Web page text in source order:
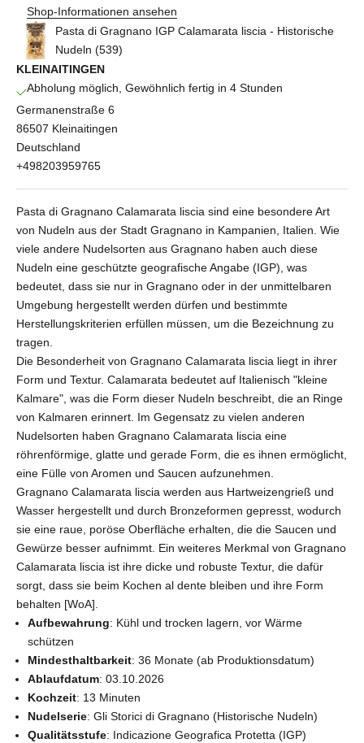
Shop-Informationen ansehen
Pasta di Gragnano IGP Calamarata liscia - Historische
Nudeln (539)
KLEINAITINGEN
Abholung möglich, Gewöhnlich fertig in 4 Stunden
Germanenstraße 6
86507 Kleinaitingen
Deutschland
+498203959765
Pasta di Gragnano Calamarata liscia sind eine besondere Art
von Nudeln aus der Stadt Gragnano in Kampanien, Italien. Wie
viele andere Nudelsorten aus Gragnano haben auch diese
Nudeln eine geschützte geografische Angabe (IGP), was
bedeutet, dass sie nur in Gragnano oder in der unmittelbaren
Umgebung hergestellt werden dürfen und bestimmte
Herstellungskriterien erfüllen müssen, um die Bezeichnung zu
tragen.
Die Besonderheit von Gragnano Calamarata liscia liegt in ihrer
Form und Textur. Calamarata bedeutet auf Italienisch "kleine
Kalmare", was die Form dieser Nudeln beschreibt, die an Ringe
von Kalmaren erinnert. Im Gegensatz zu vielen anderen
Nudelsorten haben Gragnano Calamarata liscia eine
röhrenförmige, glatte und gerade Form, die es ihnen ermöglicht,
eine Fülle von Aromen und Saucen aufzunehmen.
Gragnano Calamarata liscia werden aus Hartweizengrieß und
Wasser hergestellt und durch Bronzeformen gepresst, wodurch
sie eine raue, poröse Oberfläche erhalten, die die Saucen und
Gewürze besser aufnimmt. Ein weiteres Merkmal von Gragnano
Calamarata liscia ist ihre dicke und robuste Textur, die dafür
sorgt, dass sie beim Kochen al dente bleiben und ihre Form
behalten [WoA].
Aufbewahrung: Kühl und trocken lagern, vor Wärme
schützen
Mindesthaltbarkeit: 36 Monate (ab Produktionsdatum)
Ablaufdatum: 03.10.2026
Kochzeit: 13 Minuten
Nudelserie: Gli Storici di Gragnano (Historische Nudeln)
Qualitätsstufe: Indicazione Geografica Protetta (IGP)